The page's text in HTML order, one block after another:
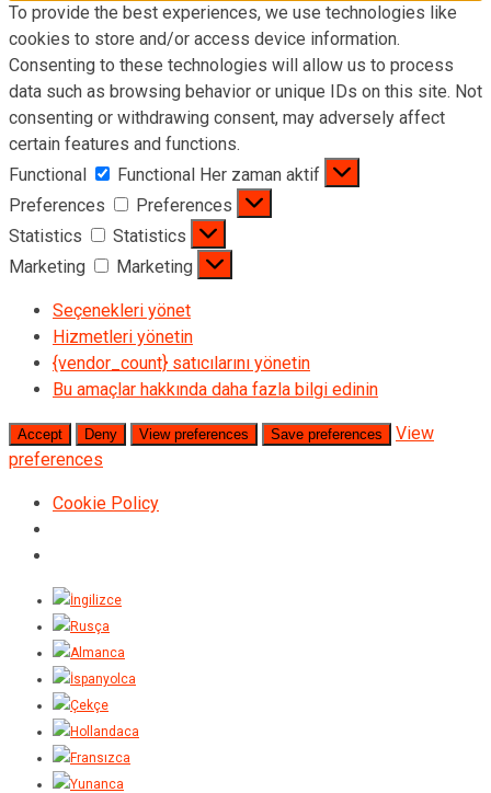
To provide the best experiences, we use technologies like
cookies to store and/or access device information.
Consenting to these technologies will allow us to process
data such as browsing behavior or unique IDs on this site. Not
consenting or withdrawing consent, may adversely affect
certain features and functions.
Functional
Functional Her zaman aktif
Preferences
Preferences
Statistics
Statistics
Marketing
Marketing
Seçenekleri yönet
Hizmetleri yönetin
{vendor_count} satıcılarını yönetin
Bu amaçlar hakkında daha fazla bilgi edinin
Accept Deny View preferences Save preferences
View
preferences
Cookie Policy